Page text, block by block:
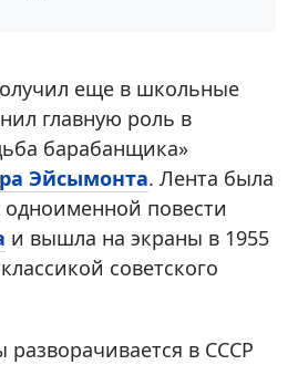
еще в школьные
главную роль в
барабанщика»
Эйсымонта. Лента была
повести
и вышла на экраны в 1955
советского
разворачивается в СССР